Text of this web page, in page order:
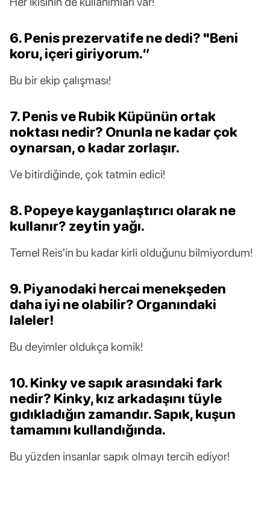
6. Penis prezervatife ne dedi? "Beni
koru, içeri giriyorum.”
Bu bir ekip çalışması!
7. Penis ve Rubik Küpünün ortak
noktası nedir? Onunla ne kadar çok
oynarsan, o kadar zorlaşır.
Ve bitirdiğinde, çok tatmin edici!
8. Popeye kayganlaştırıcı olarak ne
kullanır? zeytin yağı.
Temel Reis'in bu kadar kirli olduğunu bilmiyordum!
9. Piyanodaki hercai menekşeden
daha iyi ne olabilir? Organındaki
laleler!
Bu deyimler oldukça komik!
10. Kinky ve sapık arasındaki fark
nedir? Kinky, kız arkadaşını tüyle
gıdıkladığın zamandır. Sapık, kuşun
tamamını kullandığında.
Bu yüzden insanlar sapık olmayı tercih ediyor!